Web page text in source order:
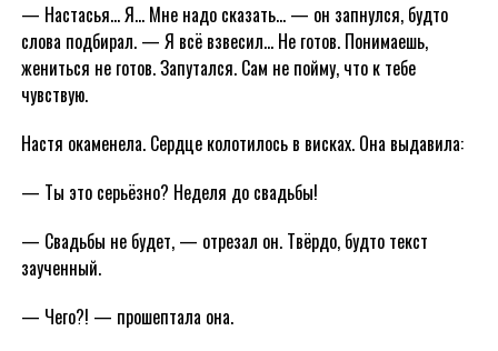
— Настасья… Я… Мне надо сказать… — он запнулся, будто
слова подбирал. — Я всё взвесил… Не готов. Понимаешь,
жениться не готов. Запутался. Сам не пойму, что к тебе
чувствую.
Настя окаменела. Сердце колотилось в висках. Она выдавила:
— Ты это серьёзно? Неделя до свадьбы!
— Свадьбы не будет, — отрезал он. Твёрдо, будто текст
заученный.
— Чего?! — прошептала она.